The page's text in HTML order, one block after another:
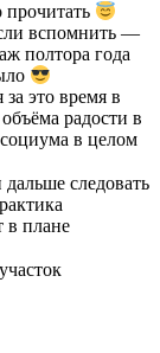
вспомнить —
полтора года
это время в
радости в
в целом
следовать
в плане